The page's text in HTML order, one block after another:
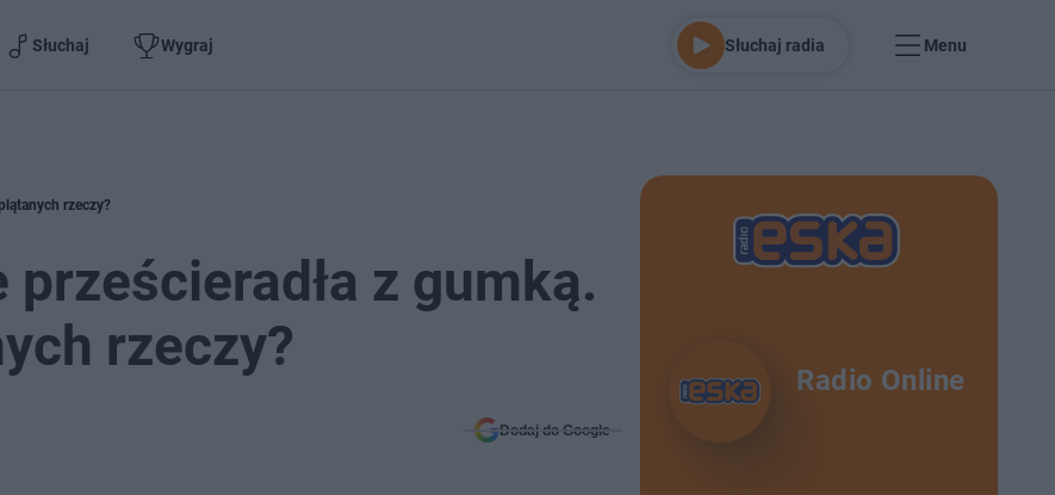
Słuchaj Wygraj Słuchaj radia Menu
rzeczy?
z gumką.
rzeczy?
Dodaj do Google
Radio Online